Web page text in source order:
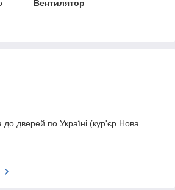
Вентилятор
до дверей по Україні (кур'єр Нова